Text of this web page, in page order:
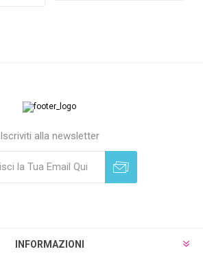
Iscriviti alla newsletter
INFORMAZIONI